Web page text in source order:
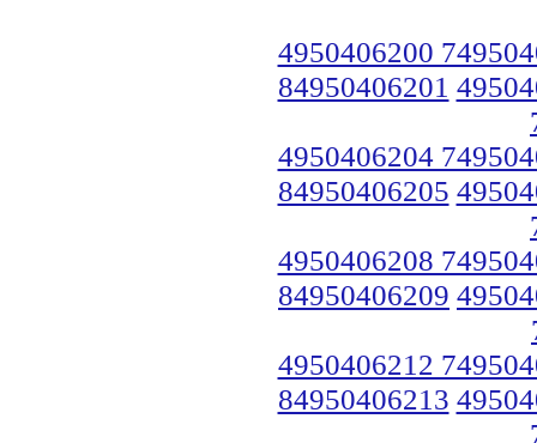
4950406200
84950406201
4950406204
84950406205
4950406208
84950406209
4950406212
84950406213